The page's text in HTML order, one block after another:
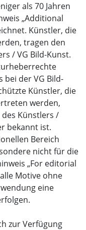
als 70 Jahren
„Additional
Künstler, die
tragen den
/ VG Bild-Kunst.
bei der VG Bild-
Künstler, die
werden,
Künstlers /
bekannt ist.
Bereich
nicht für die
„For editorial
Motive ohne
eine
zur Verfügung